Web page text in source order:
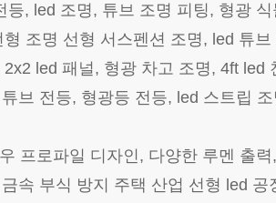
, led 조명, 튜브 조명 피팅, 형광
조명 선형 서스펜션 조명, led 튜
led 패널, 형광 차고 조명, 4ft
브 전등, 형광등 전등, led 스트립
프로파일 디자인, 다양한 루멘 출
속 부식 방지 주택 산업 선형 led